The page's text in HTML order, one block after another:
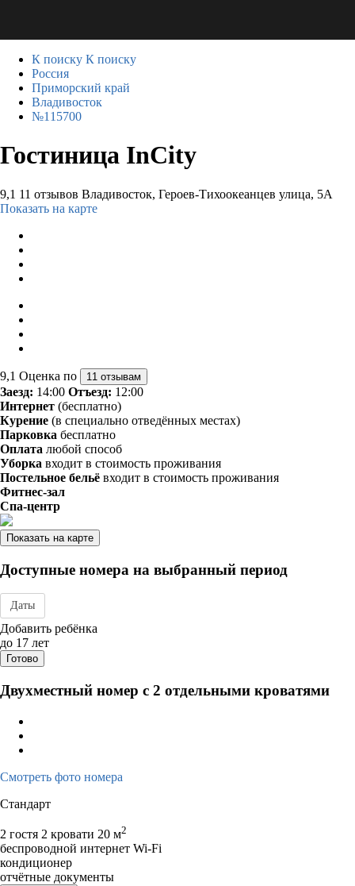
К поиску К поиску
Россия
Приморский край
Владивосток
№115700
Гостиница InCity
9,1 11 отзывов Владивосток, Героев-Тихоокеанцев улица, 5А
Показать на карте
9,1 Оценка по 11 отзывам
Заезд: 14:00 Отъезд: 12:00
Интернет (бесплатно)
Курение (в специально отведённых местах)
Парковка бесплатно
Оплата любой способ
Уборка входит в стоимость проживания
Постельное бельё входит в стоимость проживания
Фитнес-зал
Спа-центр
Показать на карте
Доступные номера на выбранный период
Даты
Дата заезда - отъезда
Добавить ребёнка
до 17 лет
Готово
Двухместный номер с 2 отдельными кроватями
Смотреть фото номера
Стандарт
2 гостя 2 кровати 20 м2
беспроводной интернет Wi-Fi
кондиционер
отчётные документы